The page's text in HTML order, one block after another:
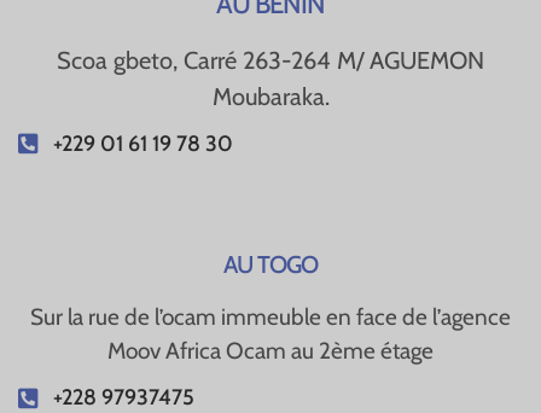
Scoa gbeto, Carré 263-264 M/ AGUEMON
Moubaraka.
+229 01 61 19 78 30
AU TOGO
Sur la rue de l’ocam immeuble en face de l’agence
Moov Africa Ocam au 2ème étage
+228 97937475